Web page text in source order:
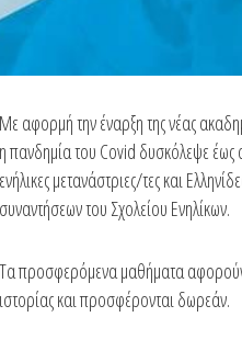
Με αφορμή την έναρξη της νέας
η πανδημία του Covid δυσκόλεψε έως
ενήλικες μετανάστριες/τες και
συναντήσεων του Σχολείου Ενηλίκων.
Τα προσφερόμενα μαθήματα αφορούν
ιστορίας και προσφέρονται δωρεάν.